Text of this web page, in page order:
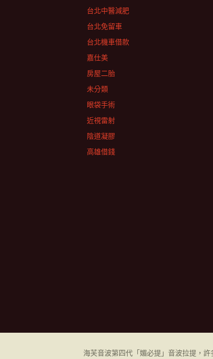
台北中醫減肥
台北免留車
台北機車借款
嘉仕美
房屋二胎
未分類
眼袋手術
近視雷射
陰道凝膠
高雄借錢
海芙音波第四代「媚必提」音波拉提，